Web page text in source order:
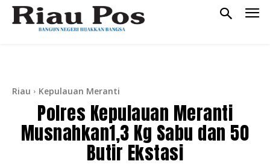
Riau Kepulauan Meranti
Polres Kepulauan Meranti
Musnahkan1,3 Kg Sabu dan 50
Butir Ekstasi